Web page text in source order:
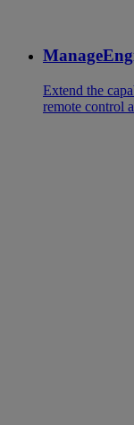
Extend the
remote control